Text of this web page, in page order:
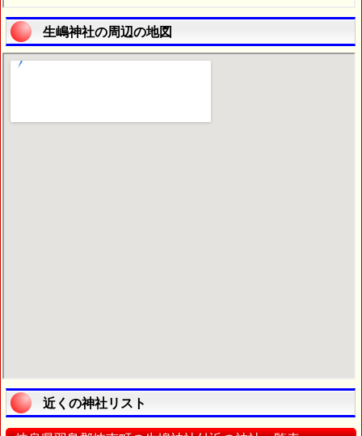
生嶋神社の周辺の地図
近くの神社リスト